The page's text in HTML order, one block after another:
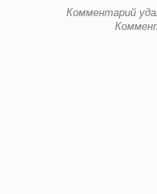
Комментарий